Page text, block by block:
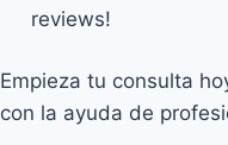
reviews!
Empieza tu consulta
con la ayuda de